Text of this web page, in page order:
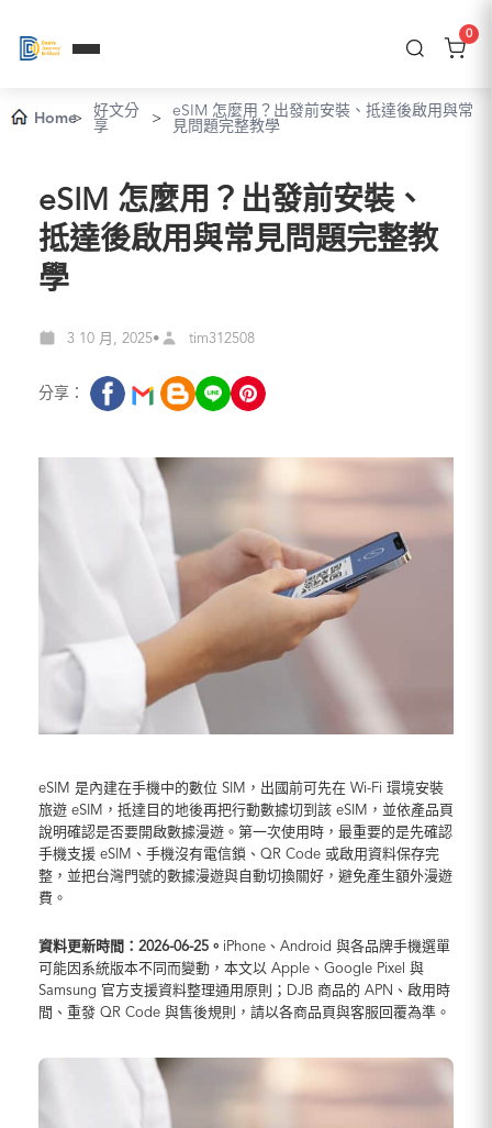
0
Home>
好文分
享
>
eSIM 怎麼用？出發前安裝、抵達後啟用與常
見問題完整教學
eSIM 怎麼用？出發前安裝、
抵達後啟用與常見問題完整教
學
3 10 月, 2025• tim312508
分享：
eSIM 是內建在手機中的數位 SIM，出國前可先在 Wi-Fi 環境安裝
旅遊 eSIM，抵達目的地後再把行動數據切到該 eSIM，並依產品頁
說明確認是否要開啟數據漫遊。第一次使用時，最重要的是先確認
手機支援 eSIM、手機沒有電信鎖、QR Code 或啟用資料保存完
整，並把台灣門號的數據漫遊與自動切換關好，避免產生額外漫遊
費。
資料更新時間：2026-06-25。 iPhone、Android 與各品牌手機選單
可能因系統版本不同而變動，本文以 Apple、Google Pixel 與
Samsung 官方支援資料整理通用原則；DJB 商品的 APN、啟用時
間、重發 QR Code 與售後規則，請以各商品頁與客服回覆為準。